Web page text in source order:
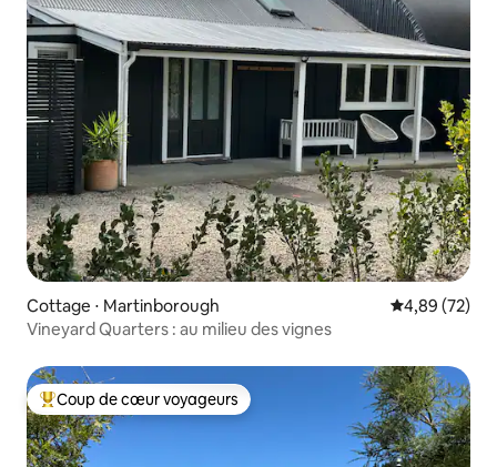
Cottage ⋅ Martinborough Évaluation
4,89 (72)
Vineyard Quarters : au milieu des vignes
Coups de cœur voyageurs les plus appréciés
Coup de cœur voyageurs